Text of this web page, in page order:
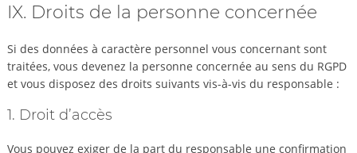
IX. Droits de la personne concernée
Si des données à caractère personnel vous concernant sont
traitées, vous devenez la personne concernée au sens du RGPD
et vous disposez des droits suivants vis-à-vis du responsable :
1. Droit d’accès
Vous pouvez exiger de la part du responsable une confirmation